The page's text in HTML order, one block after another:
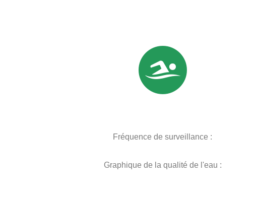
Fréquence de surveillance :
Graphique de la qualité de l'eau :